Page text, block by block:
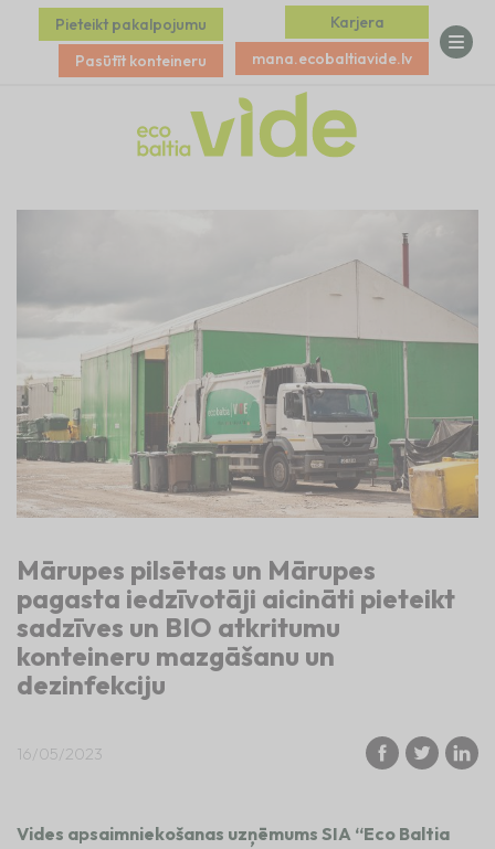
Pieteikt pakalpojumu
Pasūtīt konteineru
Karjera
mana.ecobaltiavide.lv
Mārupes pilsētas un Mārupes
pagasta iedzīvotāji aicināti pieteikt
sadzīves un BIO atkritumu
konteineru mazgāšanu un
dezinfekciju
16/05/2023
Vides apsaimniekošanas uzņēmums SIA “Eco Baltia